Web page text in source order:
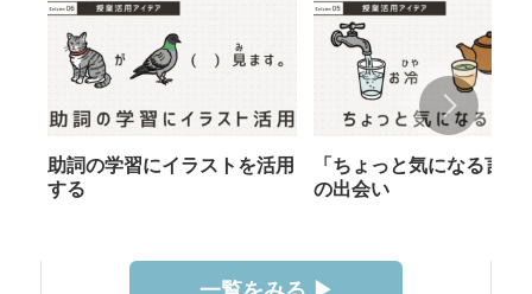
助詞の学習にイラストを活用
する
「ちょっと気になる言葉
の出会い